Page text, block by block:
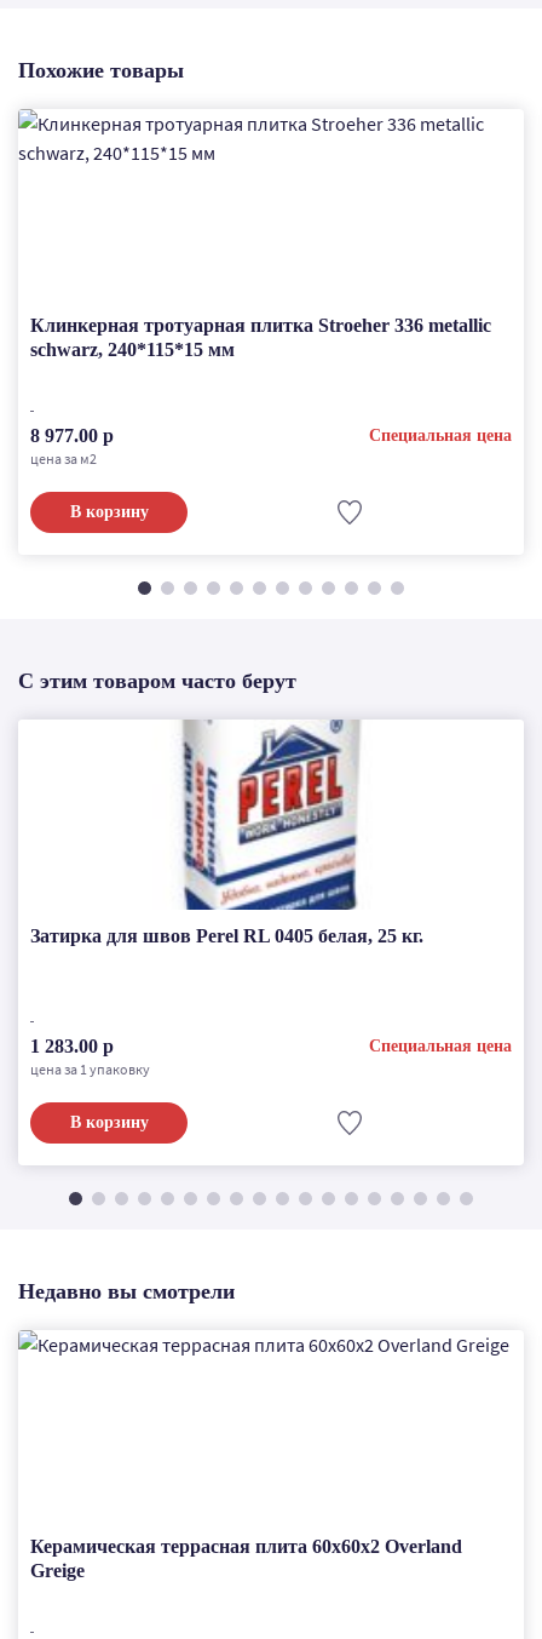
Похожие товары
Клинкерная тротуарная плитка Stroeher 336 metallic
schwarz, 240*115*15 мм
8 977.00 р
Специальная цена
цена за м2
В корзину
С этим товаром часто берут
Затирка для швов Perel RL 0405 белая, 25 кг.
1 283.00 р
Специальная цена
цена за 1 упаковку
В корзину
Недавно вы смотрели
Керамическая террасная плита 60x60x2 Overland
Greige